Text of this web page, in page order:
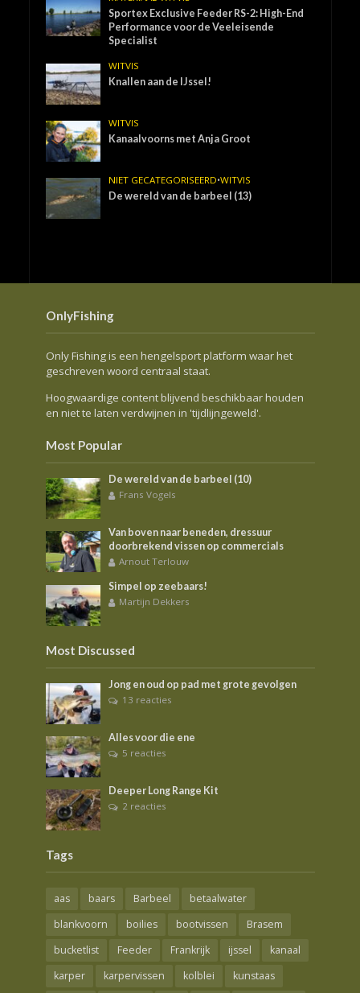
Sportex Exclusive Feeder RS-2: High-End
Performance voor de Veeleisende
Specialist
WITVIS
Knallen aan de IJssel!
WITVIS
Kanaalvoorns met Anja Groot
NIET GECATEGORISEERD•WITVIS
De wereld van de barbeel (13)
OnlyFishing
Only Fishing is een hengelsport platform waar het
geschreven woord centraal staat.
Hoogwaardige content blijvend beschikbaar houden
en niet te laten verdwijnen in 'tijdlijngeweld'.
Most Popular
De wereld van de barbeel (10)
Frans Vogels
Van boven naar beneden, dressuur
doorbrekend vissen op commercials
Arnout Terlouw
Simpel op zeebaars!
Martijn Dekkers
Most Discussed
Jong en oud op pad met grote gevolgen
13 reacties
Alles voor die ene
5 reacties
Deeper Long Range Kit
2 reacties
Tags
aas baars Barbeel
betaalwater
blankvoorn
boilies bootvissen
Brasem
bucketlist
Feeder Frankrijk ijssel
kanaal
karper
karpervissen kolblei kunstaas